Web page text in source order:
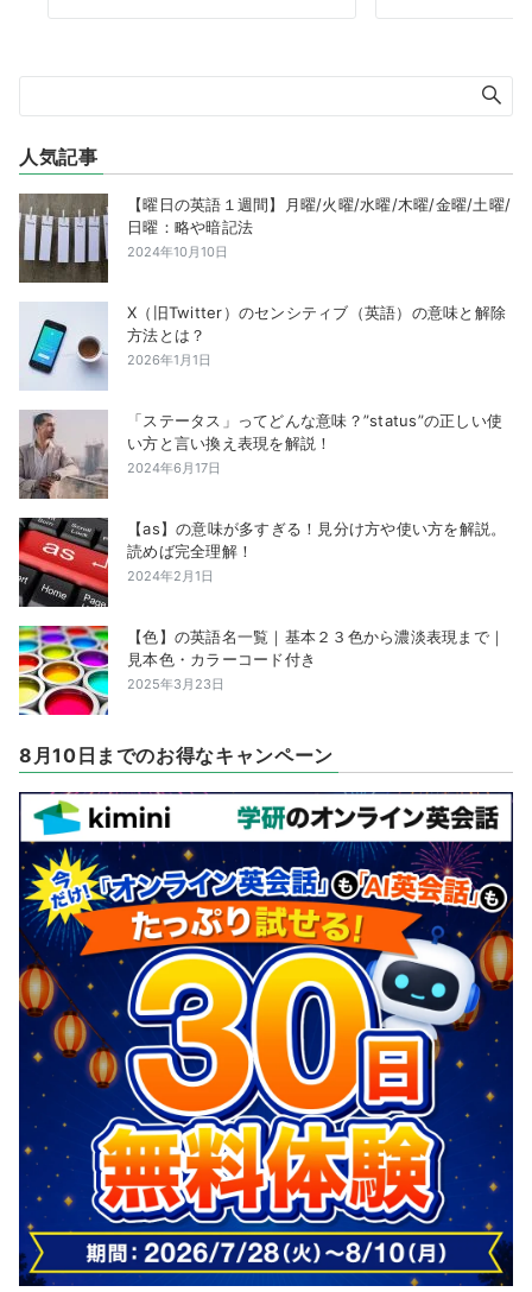
人気記事
【曜日の英語１週間】月曜/火曜/水曜/木曜/金曜/土曜/
日曜：略や暗記法
2024年10月10日
X（旧Twitter）のセンシティブ（英語）の意味と解除
方法とは？
2026年1月1日
「ステータス」ってどんな意味？”status”の正しい使
い方と言い換え表現を解説！
2024年6月17日
【as】の意味が多すぎる！見分け方や使い方を解説。
読めば完全理解！
2024年2月1日
【色】の英語名一覧｜基本２３色から濃淡表現まで｜
見本色・カラーコード付き
2025年3月23日
8月10日までのお得なキャンペーン